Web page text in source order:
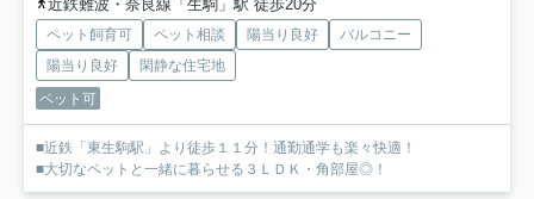
近鉄難波・奈良線「生駒」駅 徒歩20分
ペット飼育可 ペット相談 陽当り良好
バルコニー
陽当り良好
閑静な住宅地
ペット可
■近鉄「東生駒駅」より徒歩１１分！通勤通学も楽々快適！
■大切なペットと一緒に暮らせる３ＬＤＫ・角部屋◎！